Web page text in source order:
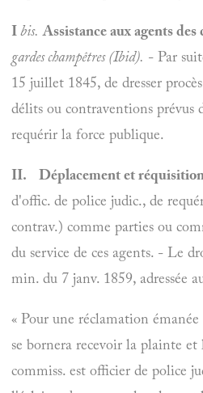
Ibis. Assistance aux agents des
gardes champêtres (Ibid). - Par
15 juillet 1845, de dresser
délits ou contraventions prévus
requérir la force publique.
II. Déplacement et réquisition
d'offic. de police judic., de
contrav.) comme parties ou
du service de ces agents. - Le
min. du 7 janv. 1859, adressée
« Pour une réclamation
se bornera recevoir la plainte
commiss. est officier de police